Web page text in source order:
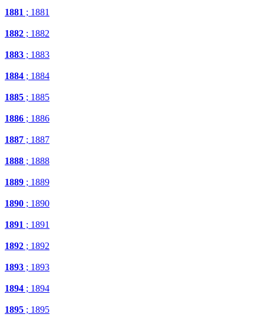
1881 ; 1881
1882 ; 1882
1883 ; 1883
1884 ; 1884
1885 ; 1885
1886 ; 1886
1887 ; 1887
1888 ; 1888
1889 ; 1889
1890 ; 1890
1891 ; 1891
1892 ; 1892
1893 ; 1893
1894 ; 1894
1895 ; 1895